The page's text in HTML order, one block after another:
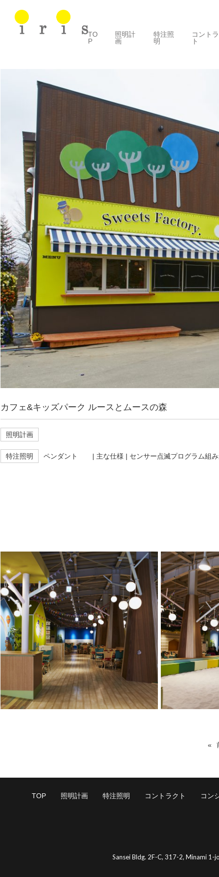
TO
P
照明計
画
特注照
明
コント
ト
カフェ&キッズパーク ルースとムースの森
照明計画
特注照明 ペンダント | 主な仕様 | センサー点滅プログラム組
TOP 照明計画 特注照明 コントラクト コン
Sansei Bldg. 2F-C, 317-2, Minami